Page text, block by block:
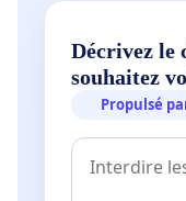
Décrivez le
souhaitez
Propulsé